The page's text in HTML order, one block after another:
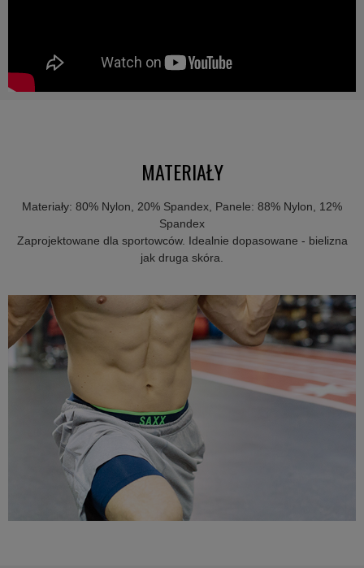
MATERIAŁY
Materiały: 80% Nylon, 20% Spandex, Panele: 88% Nylon, 12%
Spandex
Zaprojektowane dla sportowców. Idealnie dopasowane - bielizna
jak druga skóra.